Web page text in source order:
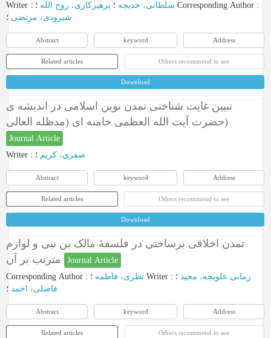
Writer : سلطانی، خدیجه ؛ پرهیزکاری، روح الله Corresponding Author :
شیرودی، مرتضی ؛
Abstract keyword Address
Related articles Others recommend to see
Download
تبیین غایت شناختی تمدن نوین اسلامی در اندیشه ی
حضرت آیت الله العظمی خامنه ای (مدظله العالی)
Journal Article
Writer : صفري، كريم ؛
Abstract keyword Address
Related articles Others recommend to see
Download
تمدن اخلاقی برساختی در فلسفۀ مالک بن نبی و لوازم
Journal Article
Corresponding Author : نظری، فاطمه Writer : زمانی علویجه، مجید ؛
فاضلی، احمد ؛
Abstract keyword Address
Related articles Others recommend to see